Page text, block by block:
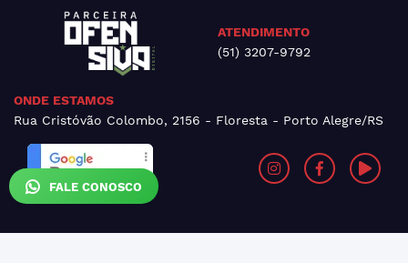
FALE CONOSCO
ATENDIMENTO
(51) 3207-9792
ONDE ESTAMOS
Rua Cristóvão Colombo, 2156 - Floresta - Porto Alegre/RS